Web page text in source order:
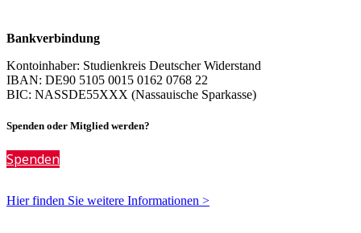
Bankverbindung
Kontoinhaber: Studienkreis Deutscher Widerstand
IBAN: DE90 5105 0015 0162 0768 22
BIC: NASSDE55XXX (Nassauische Sparkasse)
Spenden oder Mitglied werden?
Spenden
Hier finden Sie weitere Informationen >